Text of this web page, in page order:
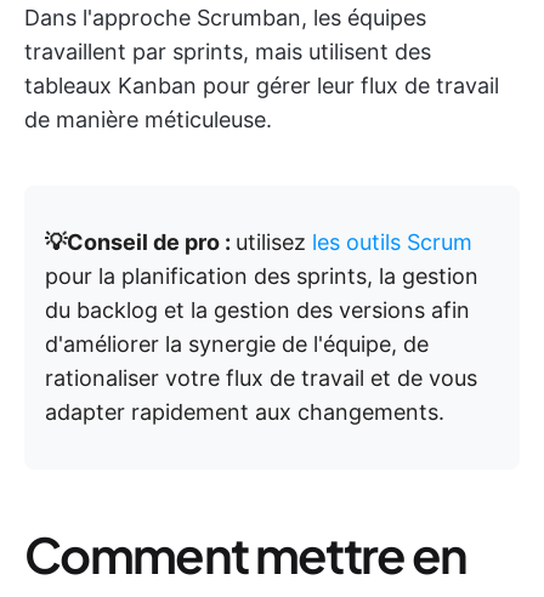
Dans l'approche Scrumban, les équipes
travaillent par sprints, mais utilisent des
tableaux Kanban pour gérer leur flux de travail
de manière méticuleuse.
💡Conseil de pro : utilisez les outils Scrum
pour la planification des sprints, la gestion
du backlog et la gestion des versions afin
d'améliorer la synergie de l'équipe, de
rationaliser votre flux de travail et de vous
adapter rapidement aux changements.
Comment mettre en